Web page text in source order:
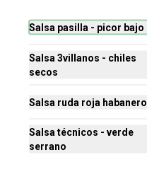
Chichanieblas
Chilaquiles rellenos de chicharrón
$175.00
Salsa pasilla - picor bajo
Salsa 3villanos - chiles
secos
Salsa ruda roja habanero
Salsa técnicos - verde
serrano